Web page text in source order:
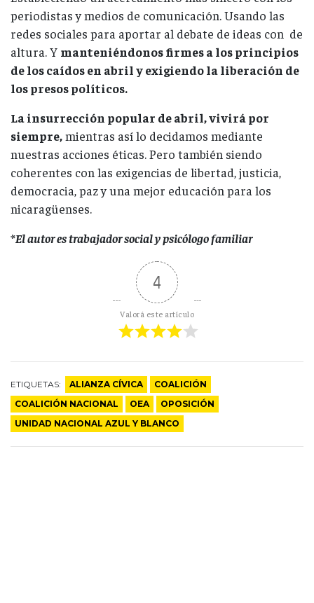
periodistas y medios de comunicación. Usando las
redes sociales para aportar al debate de ideas con de
altura. Y manteniéndonos firmes a los principios
de los caídos en abril y exigiendo la liberación de
los presos políticos.
La insurrección popular de abril, vivirá por
siempre,mientras así lo decidamos mediante
nuestras acciones éticas. Pero también siendo
coherentes con las exigencias de libertad, justicia,
democracia, paz y una mejor educación para los
nicaragüenses.
*El autor es trabajador social y psicólogo familiar
4
Valorá este artículo
ETIQUETAS: ALIANZA CÍVICA
COALICIÓN
COALICIÓN NACIONAL
OEA
OPOSICIÓN
UNIDAD NACIONAL AZUL Y BLANCO